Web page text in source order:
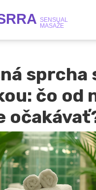
sprcha
čo od